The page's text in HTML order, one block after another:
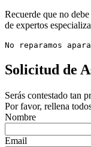
Recuerde que no
de expertos
No reparamos
Solicitud de
Serás contestado tan
Por favor, rellena
Nombre
Email